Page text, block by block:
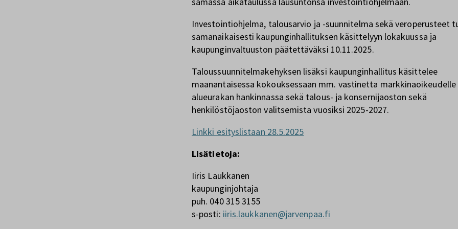
Investointiohjelma, talousarvio​ ja -​suunnitelma sekä veroperusteet
samanaikaisesti kaupunginhallituksen käsittelyyn lokakuussa ja
kaupunginvaltuuston päätettäväksi 10.11.2025.
Taloussuunnitelmakehyksen lisäksi kaupunginhallitus käsittelee
maanantaisessa kokouksessaan mm. vastinetta markkinaoikeudelle
alueurakan hankinnassa sekä talous- ja konsernijaoston sekä
henkilöstöjaoston valitsemista vuosiksi 2025-2027.
Linkki esityslistaan 28.5.2025
Lisätietoja:
Iiris Laukkanen
kaupunginjohtaja
puh. 040 315 3155
s-posti: iiris.laukkanen@jarvenpaa.fi